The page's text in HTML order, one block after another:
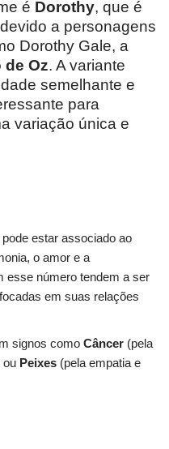
é Dorothy, que é
a personagens
Dorothy Gale, a
de Oz. A variante
semelhante e
para
variação única e
pode estar associado ao
o amor e a
esse número tendem a ser
em suas relações
signos como Câncer (pela
ou Peixes (pela empatia e